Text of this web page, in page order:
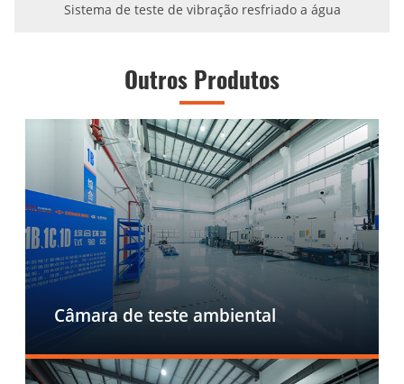
Sistema de teste de vibração resfriado a água
Outros Produtos
Câmara de teste ambiental